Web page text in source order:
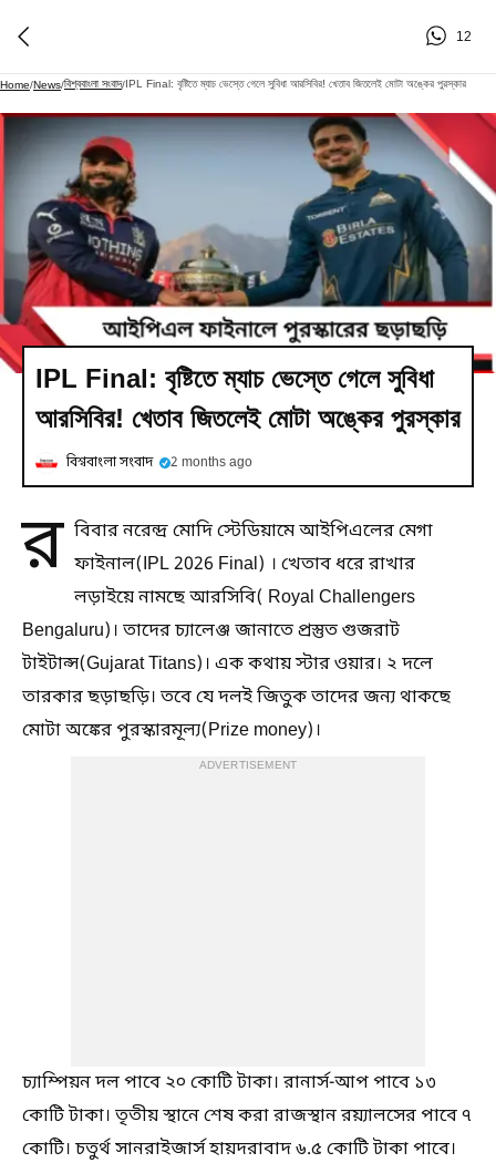
12
Home/News/বিশ্ববাংলা সংবাদ/IPL Final: বৃষ্টিতে ম্যাচ ভেস্তে গেলে সুবিধা আরসিবির! খেতাব জিতলেই মোটা অঙ্কের পুরস্কার
IPL Final: বৃষ্টিতে ম্যাচ ভেস্তে গেলে সুবিধা
আরসিবির! খেতাব জিতলেই মোটা অঙ্কের পুরস্কার
বিশ্ববাংলা সংবাদ 2 months ago
র বিবার নরেন্দ্র মোদি স্টেডিয়ামে আইপিএলের মেগা
ফাইনাল(IPL 2026 Final) । খেতাব ধরে রাখার
লড়াইয়ে নামছে আরসিবি( Royal Challengers
Bengaluru)। তাদের চ্যালেঞ্জ জানাতে প্রস্তুত গুজরাট
টাইটান্স(Gujarat Titans)। এক কথায় স্টার ওয়ার। ২ দলে
তারকার ছড়াছড়ি। তবে যে দলই জিতুক তাদের জন্য থাকছে
মোটা অঙ্কের পুরস্কারমূল্য(Prize money)।
ADVERTISEMENT
চ্যাম্পিয়ন দল পাবে ২০ কোটি টাকা। রানার্স-আপ পাবে ১৩
কোটি টাকা। তৃতীয় স্থানে শেষ করা রাজস্থান রয়্যালসের পাবে ৭
কোটি। চতুর্থ সানরাইজার্স হায়দরাবাদ ৬.৫ কোটি টাকা পাবে।